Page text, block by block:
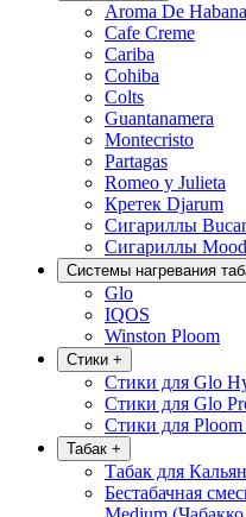
Aroma De Habana
Cafe Creme
Cariba
Cohiba
Colts
Guantanamera
Montecristo
Partagas
Romeo y Julieta
Кретек Djarum
Сигариллы
Сигариллы
Системы нагревания
Glo
IQOS
Winston Ploom
Стики +
Стики для Glo
Стики для Glo
Стики для
Табак +
Табак для
Бестабачная